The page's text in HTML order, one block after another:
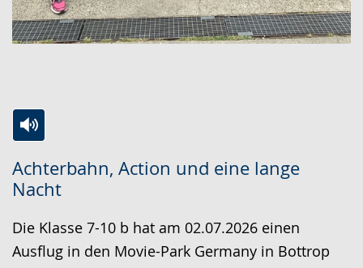
Achterbahn, Action und eine lange
Nacht
Leichten
Sprache
wechseln.
Audio-
Unterstützung.
Video
in
Deutscher
Gebärdensprache
Die Klasse 7-10 b hat am 02.07.2026 einen
Ausflug in den Movie-Park Germany in Bottrop